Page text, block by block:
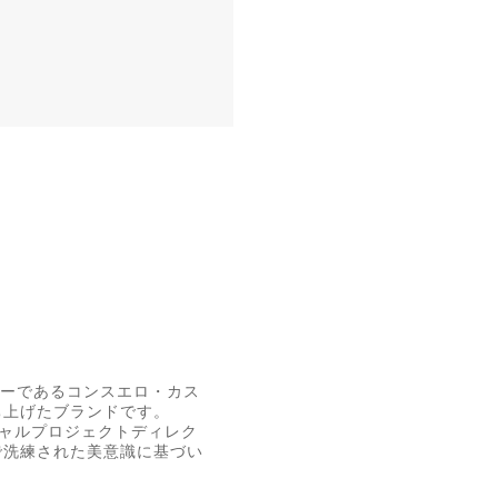
であるコンスエロ・カス
げたブランドです。
ルプロジェクトディレク
練された美意識に基づい